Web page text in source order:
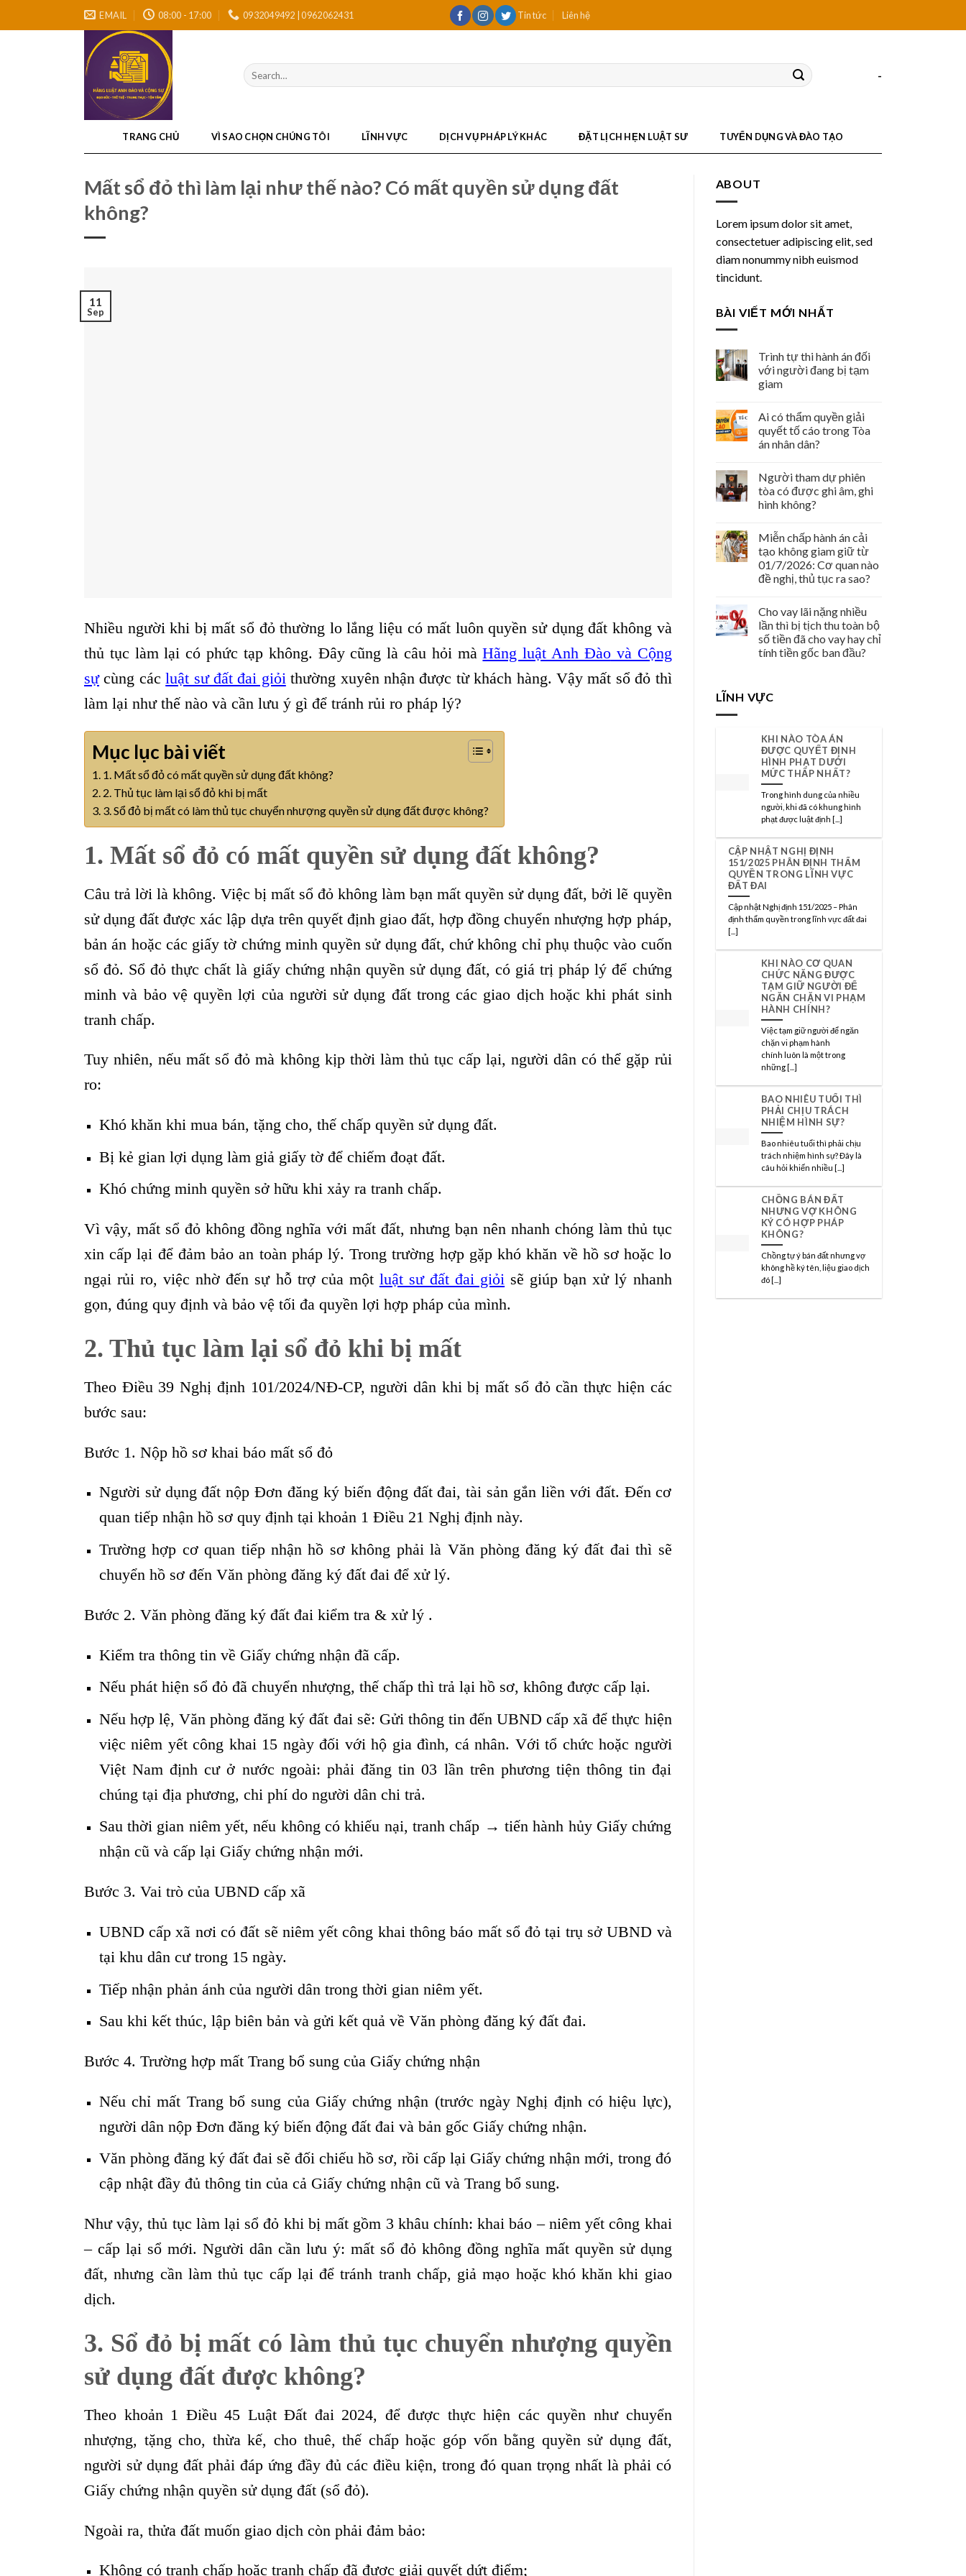
EMAIL 08:00 - 17:00 0932049492 | 0962062431 Tin tức Liên hệ
-
TRANG CHỦ VÌ SAO CHỌN CHÚNG TÔI LĨNH VỰC DỊCH VỤ PHÁP LÝ KHÁC ĐẶT LỊCH HẸN LUẬT SƯ TUYỂN DỤNG VÀ ĐÀO TẠO
Mất sổ đỏ thì làm lại như thế nào? Có mất quyền sử dụng đất
không?
11
Sep
Nhiều người khi bị mất sổ đỏ thường lo lắng liệu có mất luôn quyền sử dụng đất không và
thủ tục làm lại có phức tạp không. Đây cũng là câu hỏi màHãng luật Anh Đàovà Cộng
sựcùng cácluật sư đất đai giỏithường xuyên nhận được từ khách hàng. Vậy mất sổ đỏ thì
làm lại như thế nào và cần lưu ý gì để tránh rủi ro pháp lý?
Mục lục bài viết
1. Mất sổ đỏ có mất quyền sử dụng đất không?
2. Thủ tục làm lại sổ đỏ khi bị mất
3. Sổ đỏ bị mất có làm thủ tục chuyển nhượng quyền sử dụng đất được không?
1. Mất sổ đỏ có mất quyền sử dụng đất không?
Câu trả lời là không. Việc bị mất sổ đỏ không làm bạn mất quyền sử dụng đất, bởi lẽ quyền
sử dụng đất được xác lập dựa trên quyết định giao đất, hợp đồng chuyển nhượng hợp pháp,
bản án hoặc các giấy tờ chứng minh quyền sử dụng đất, chứ không chỉ phụ thuộc vào cuốn
sổ đỏ. Sổ đỏ thực chất là giấy chứng nhận quyền sử dụng đất, có giá trị pháp lý để chứng
minh và bảo vệ quyền lợi của người sử dụng đất trong các giao dịch hoặc khi phát sinh
tranh chấp.
Tuy nhiên, nếu mất sổ đỏ mà không kịp thời làm thủ tục cấp lại, người dân có thể gặp rủi
ro:
Khó khăn khi mua bán, tặng cho, thế chấp quyền sử dụng đất.
Bị kẻ gian lợi dụng làm giả giấy tờ để chiếm đoạt đất.
Khó chứng minh quyền sở hữu khi xảy ra tranh chấp.
Vì vậy, mất sổ đỏ không đồng nghĩa với mất đất, nhưng bạn nên nhanh chóng làm thủ tục
xin cấp lại để đảm bảo an toàn pháp lý. Trong trường hợp gặp khó khăn về hồ sơ hoặc lo
ngại rủi ro, việc nhờ đến sự hỗ trợ của một luật sư đất đai giỏi sẽ giúp bạn xử lý nhanh
gọn, đúng quy định và bảo vệ tối đa quyền lợi hợp pháp của mình.
2. Thủ tục làm lại sổ đỏ khi bị mất
Theo Điều 39 Nghị định 101/2024/NĐ-CP, người dân khi bị mất sổ đỏ cần thực hiện các
bước sau:
Bước 1. Nộp hồ sơ khai báo mất sổ đỏ
Người sử dụng đất nộp Đơn đăng ký biến động đất đai, tài sản gắn liền với đất. Đến cơ
quan tiếp nhận hồ sơ quy định tại khoản 1 Điều 21 Nghị định này.
Trường hợp cơ quan tiếp nhận hồ sơ không phải là Văn phòng đăng ký đất đai thì sẽ
chuyển hồ sơ đến Văn phòng đăng ký đất đai để xử lý.
Bước 2. Văn phòng đăng ký đất đai kiểm tra & xử lý .
Kiểm tra thông tin về Giấy chứng nhận đã cấp.
Nếu phát hiện sổ đỏ đã chuyển nhượng, thế chấp thì trả lại hồ sơ, không được cấp lại.
Nếu hợp lệ, Văn phòng đăng ký đất đai sẽ: Gửi thông tin đến UBND cấp xã để thực hiện
việc niêm yết công khai 15 ngày đối với hộ gia đình, cá nhân. Với tổ chức hoặc người
Việt Nam định cư ở nước ngoài: phải đăng tin 03 lần trên phương tiện thông tin đại
chúng tại địa phương, chi phí do người dân chi trả.
Sau thời gian niêm yết, nếu không có khiếu nại, tranh chấp → tiến hành hủy Giấy chứng
nhận cũ và cấp lại Giấy chứng nhận mới.
Bước 3. Vai trò của UBND cấp xã
UBND cấp xã nơi có đất sẽ niêm yết công khai thông báo mất sổ đỏ tại trụ sở UBND và
tại khu dân cư trong 15 ngày.
Tiếp nhận phản ánh của người dân trong thời gian niêm yết.
Sau khi kết thúc, lập biên bản và gửi kết quả về Văn phòng đăng ký đất đai.
Bước 4. Trường hợp mất Trang bổ sung của Giấy chứng nhận
Nếu chỉ mất Trang bổ sung của Giấy chứng nhận (trước ngày Nghị định có hiệu lực),
người dân nộp Đơn đăng ký biến động đất đai và bản gốc Giấy chứng nhận.
Văn phòng đăng ký đất đai sẽ đối chiếu hồ sơ, rồi cấp lại Giấy chứng nhận mới, trong đó
cập nhật đầy đủ thông tin của cả Giấy chứng nhận cũ và Trang bổ sung.
Như vậy, thủ tục làm lại sổ đỏ khi bị mất gồm 3 khâu chính: khai báo – niêm yết công khai
– cấp lại sổ mới. Người dân cần lưu ý: mất sổ đỏ không đồng nghĩa mất quyền sử dụng
đất, nhưng cần làm thủ tục cấp lại để tránh tranh chấp, giả mạo hoặc khó khăn khi giao
dịch.
3. Sổ đỏ bị mất có làm thủ tục chuyển nhượng quyền
sử dụng đất được không?
Theo khoản 1 Điều 45 Luật Đất đai 2024, để được thực hiện các quyền như chuyển
nhượng, tặng cho, thừa kế, cho thuê, thế chấp hoặc góp vốn bằng quyền sử dụng đất,
người sử dụng đất phải đáp ứng đầy đủ các điều kiện, trong đó quan trọng nhất là phải có
Giấy chứng nhận quyền sử dụng đất (sổ đỏ).
Ngoài ra, thửa đất muốn giao dịch còn phải đảm bảo:
Không có tranh chấp hoặc tranh chấp đã được giải quyết dứt điểm;
ABOUT
Lorem ipsum dolor sit amet,
consectetuer adipiscing elit, sed
diam nonummy nibh euismod
tincidunt.
BÀI VIẾT MỚI NHẤT
Trình tự thi hành án đối
với người đang bị tạm
giam
Ai có thẩm quyền giải
quyết tố cáo trong Tòa
án nhân dân?
Người tham dự phiên
tòa có được ghi âm, ghi
hình không?
Miễn chấp hành án cải
tạo không giam giữ từ
01/7/2026: Cơ quan nào
đề nghị, thủ tục ra sao?
Cho vay lãi nặng nhiều
lần thì bị tịch thu toàn bộ
số tiền đã cho vay hay chỉ
tính tiền gốc ban đầu?
LĨNH VỰC
KHI NÀO TÒA ÁN
ĐƯỢC QUYẾT ĐỊNH
HÌNH PHẠT DƯỚI
MỨC THẤP NHẤT?
Trong hình dung của nhiều
người, khi đã có khung hình
phạt được luật định [...]
CẬP NHẬT NGHỊ ĐỊNH
151/2025 PHÂN ĐỊNH THẨM
QUYỀN TRONG LĨNH VỰC
ĐẤT ĐAI
Cập nhật Nghị định 151/2025 – Phân
định thẩm quyền trong lĩnh vực đất đai
[...]
KHI NÀO CƠ QUAN
CHỨC NĂNG ĐƯỢC
TẠM GIỮ NGƯỜI ĐỂ
NGĂN CHẶN VI PHẠM
HÀNH CHÍNH?
Việc tạm giữ người để ngăn
chặn vi phạm hành
chính luôn là một trong
những [...]
BAO NHIÊU TUỔI THÌ
PHẢI CHỊU TRÁCH
NHIỆM HÌNH SỰ?
Bao nhiêu tuổi thì phải chịu
trách nhiệm hình sự? Đây là
câu hỏi khiến nhiều [...]
CHỒNG BÁN ĐẤT
NHƯNG VỢ KHÔNG
KÝ CÓ HỢP PHÁP
KHÔNG?
Chồng tự ý bán đất nhưng vợ
không hề ký tên, liệu giao dịch
đó [...]